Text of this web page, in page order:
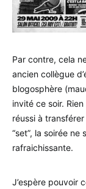
Par contre, cela
ancien collègue
blogosphère
invité ce soir.
réussi à
“set”, la soirée
rafraichissante.
J’espère pouvoir